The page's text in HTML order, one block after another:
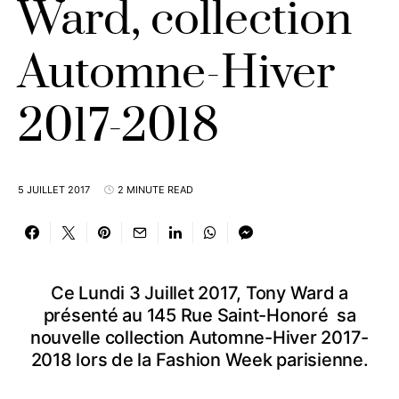
Ward, collection
Automne-Hiver
2017-2018
5 JUILLET 2017 2 MINUTE READ
Ce Lundi 3 Juillet 2017, Tony Ward a
présenté au 145 Rue Saint-Honoré sa
nouvelle collection Automne-Hiver 2017-
2018 lors de la Fashion Week parisienne.